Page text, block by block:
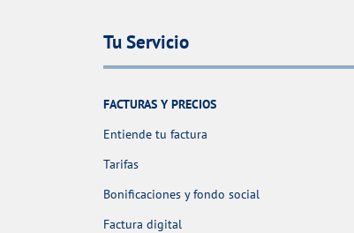
Tu Servicio
FACTURAS Y PRECIOS
Entiende tu factura
Tarifas
Bonificaciones y fondo social
Factura digital